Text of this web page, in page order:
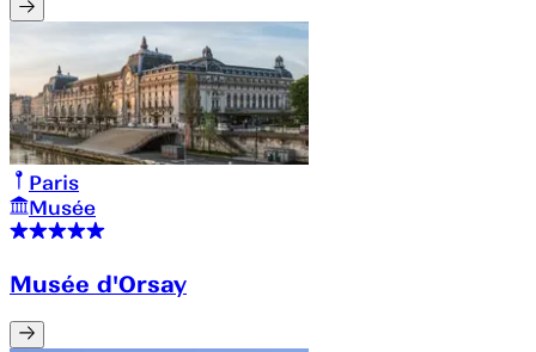
Paris
Musée
Musée d'Orsay